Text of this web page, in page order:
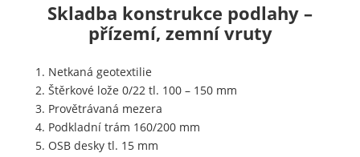
Skladba konstrukce podlahy –
přízemí, zemní vruty
Netkaná geotextilie
Štěrkové lože 0/22 tl. 100 – 150 mm
Provětrávaná mezera
Podkladní trám 160/200 mm
OSB desky tl. 15 mm